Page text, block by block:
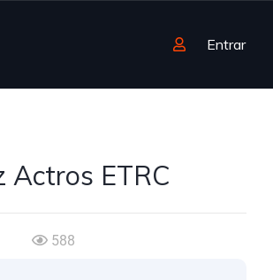
Entrar
Actros ETRC
588